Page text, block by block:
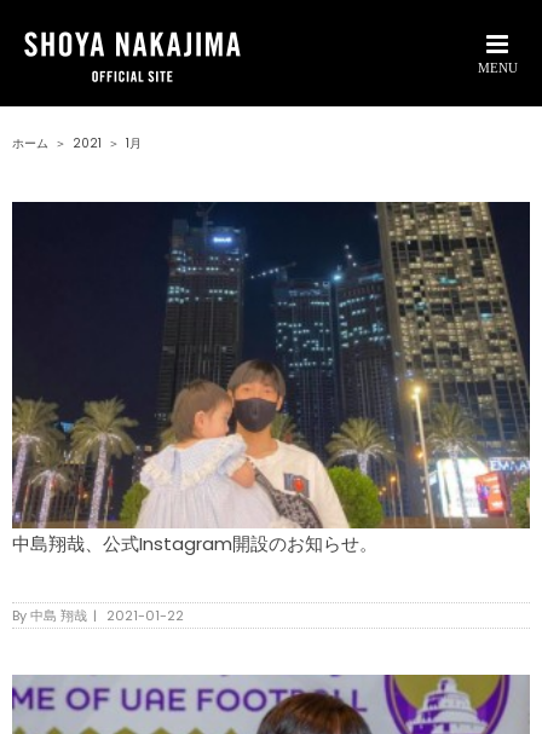
ホーム ＞ 2021 ＞ 1月
中島翔哉、公式Instagram開設のお知らせ。
By中島 翔哉 | 2021-01-22